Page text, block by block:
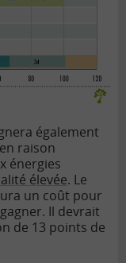
également
raison
énergies
élevée. Le
un coût pour
Il devrait
de 13 points de